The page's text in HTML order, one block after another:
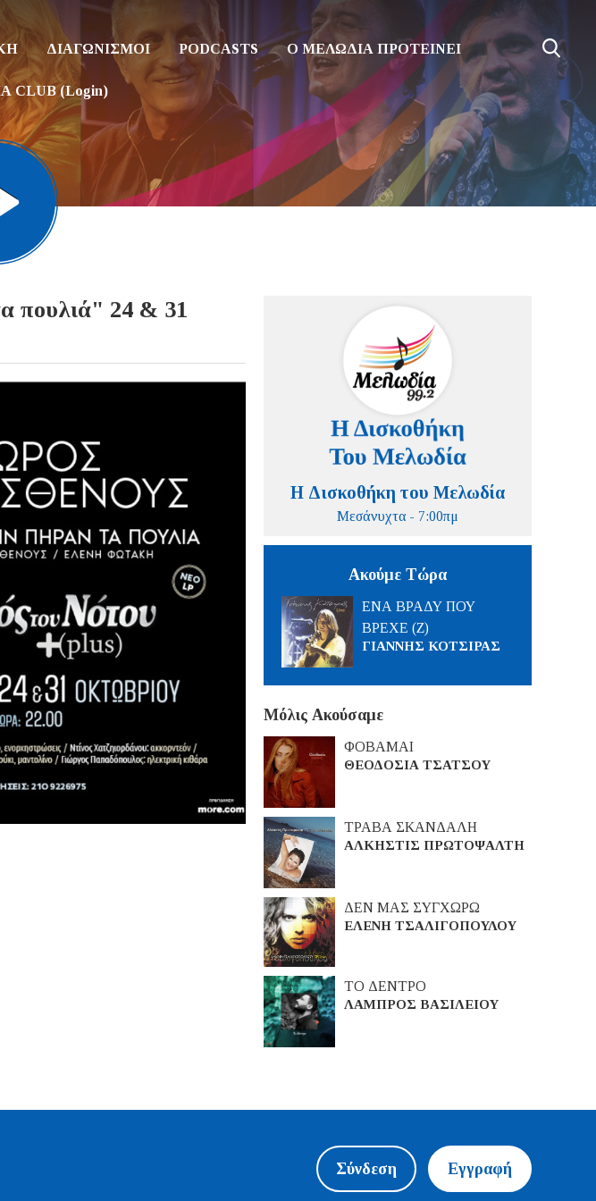
ΔΙΑΓΩΝΙΣΜΟΙ PODCASTS Ο ΜΕΛΩΔΙΑ ΠΡΟΤΕΙΝΕΙ
CLUB (Login)
24 & 31
Η Δισκοθήκη του Μελωδία
Μεσάνυχτα - 7:00πμ
Ακούμε Τώρα
ΕΝΑ ΒΡΑΔΥ ΠΟΥ
ΒΡΕΧΕ (Ζ)
ΓΙΑΝΝΗΣ ΚΟΤΣΙΡΑΣ
Μόλις Ακούσαμε
ΦΟΒΑΜΑΙ
ΘΕΟΔΟΣΙΑ ΤΣΑΤΣΟΥ
ΤΡΑΒΑ ΣΚΑΝΔΑΛΗ
ΑΛΚΗΣΤΙΣ ΠΡΩΤΟΨΑΛΤΗ
ΔΕΝ ΜΑΣ ΣΥΓΧΩΡΩ
ΕΛΕΝΗ ΤΣΑΛΙΓΟΠΟΥΛΟΥ
ΤΟ ΔΕΝΤΡΟ
ΛΑΜΠΡΟΣ ΒΑΣΙΛΕΙΟΥ
Σύνδεση Εγγραφή